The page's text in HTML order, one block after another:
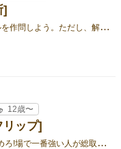
]
み
んなで1つの論理パズルを作問しよう。ただし、解けない問題を作ってしまった人は降格処分となる。
リップ]
勝
負に勝ってビットを集めろ!場で一番強い人が総取りのトリックテイキングゲーム。
12歳〜